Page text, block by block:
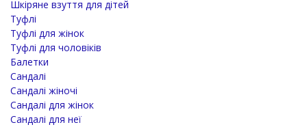
Шкіряне взуття для дітей
Туфлі
Туфлі для жінок
Туфлі для чоловіків
Балетки
Сандалі
Сандалі жіночі
Сандалі для жінок
Сандалі для неї